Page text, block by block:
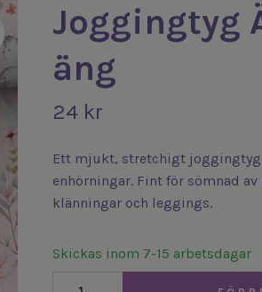
Joggingtyg
äng
24 kr
Ett mjukt, stretchigt joggingtyg
enhörningar. Fint för sömnad
klänningar och leggings.
Skickas inom 7-15 arbetsdagar